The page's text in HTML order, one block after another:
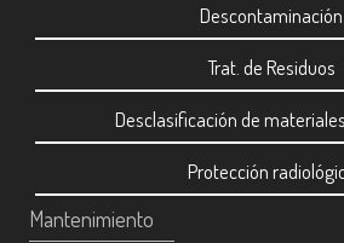
Descontaminación
Trat. de Residuos
Desclasificación de
Protección
Mantenimiento